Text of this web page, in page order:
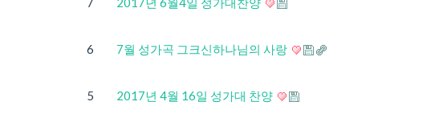
6 7월 성가곡 그크신하나님의 사랑
5 2017년 4월 16일 성가대 찬양